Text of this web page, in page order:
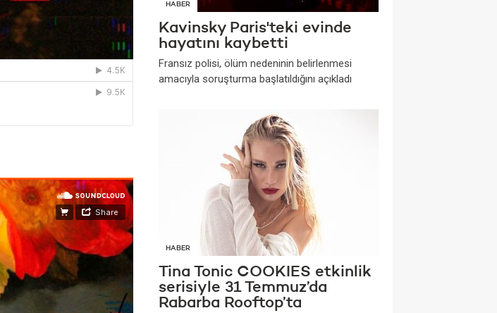
HABER
Kavinsky Paris'teki evinde
hayatını kaybetti
Fransız polisi, ölüm nedeninin belirlenmesi
amacıyla soruşturma başlatıldığını açıkladı
HABER
Tina Tonic COOKIES etkinlik
serisiyle 31 Temmuz’da
Rabarba Rooftop’ta